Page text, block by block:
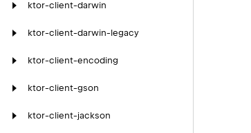
ktor-client-darwin
ktor-client-darwin-legacy
ktor-client-encoding
ktor-client-gson
ktor-client-jackson